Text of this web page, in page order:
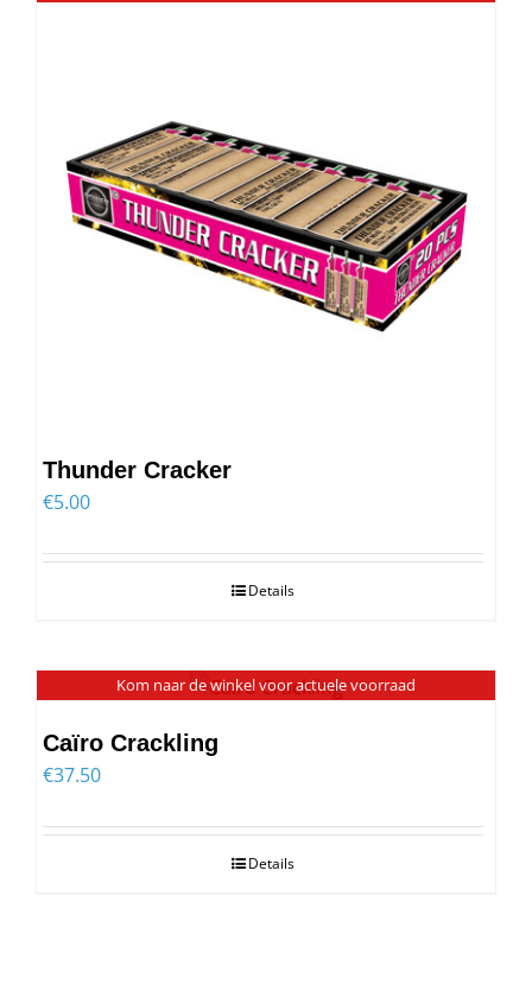
Thunder Cracker
€5.00
Details
Kom naar de winkel voor actuele voorraad
Caïro Crackling
€37.50
Details